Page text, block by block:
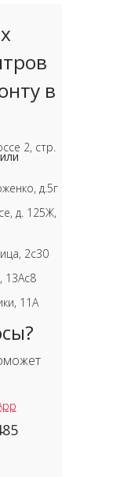
в
2, стр.
д.5г
д. 125Ж,
2с30
13Ас8
11А
или